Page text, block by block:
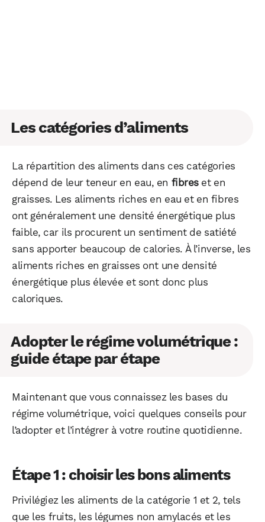
Les catégories d’aliments
La répartition des aliments dans ces catégories
dépend de leur teneur en eau, en fibreset en
graisses. Les aliments riches en eau et en fibres
ont généralement une densité énergétique plus
faible, car ils procurent un sentiment de satiété
sans apporter beaucoup de calories. À l’inverse, les
aliments riches en graisses ont une densité
énergétique plus élevée et sont donc plus
caloriques.
Adopter le régime volumétrique :
guide étape par étape
Maintenant que vous connaissez les bases du
régime volumétrique, voici quelques conseils pour
l’adopter et l’intégrer à votre routine quotidienne.
Étape 1 : choisir les bons aliments
Privilégiez les aliments de la catégorie 1 et 2, tels
que les fruits, les légumes non amylacés et les
WhatsApp Telegram Email
Facebook X LinkedIn